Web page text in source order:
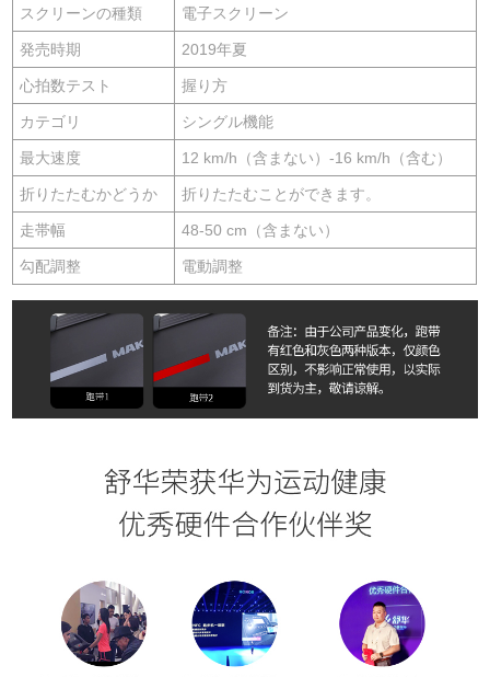
スクリーンの種類 電子スクリーン
発売時期 2019年夏
心拍数テスト 握り方
カテゴリ シングル機能
最大速度 12 km/h（含まない）-16 km/h（含む）
折りたたむかどうか 折りたたむことができます。
走帯幅 48-50 cm（含まない）
勾配調整 電動調整